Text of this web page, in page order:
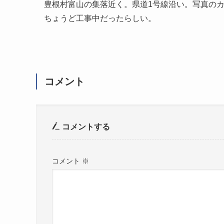
豊根村富山の集落近く。県道1号線沿い。写真の
ちょうど工事中だったらしい。
コメント
コメントする
コメント ※